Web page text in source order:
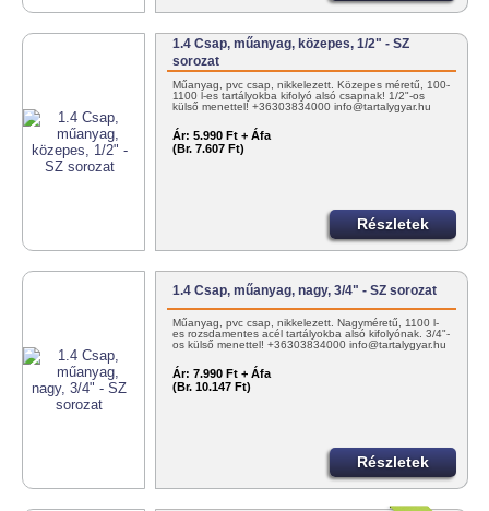
1.4 Csap, műanyag, közepes, 1/2" - SZ
sorozat
Műanyag, pvc csap, nikkelezett. Közepes méretű, 100-
1100 l-es tartályokba kifolyó alsó csapnak! 1/2"-os
külső menettel! +36303834000 info@tartalygyar.hu
Ár: 5.990 Ft + Áfa
(Br. 7.607 Ft)
Részletek
1.4 Csap, műanyag, nagy, 3/4" - SZ sorozat
Műanyag, pvc csap, nikkelezett. Nagyméretű, 1100 l-
es rozsdamentes acél tartályokba alsó kifolyónak. 3/4"-
os külső menettel! +36303834000 info@tartalygyar.hu
Ár: 7.990 Ft + Áfa
(Br. 10.147 Ft)
Részletek